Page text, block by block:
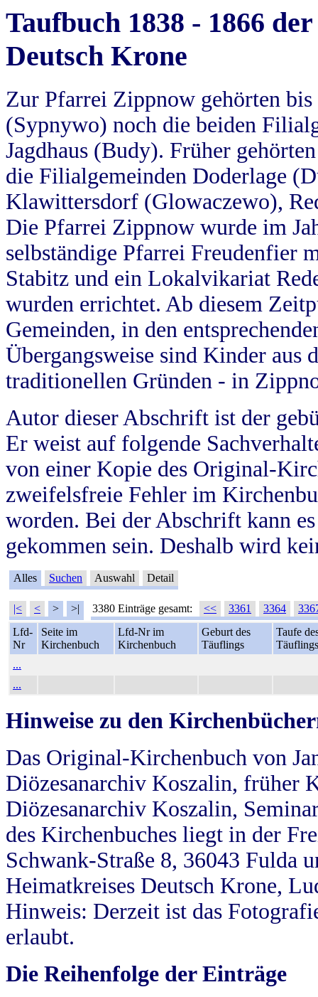
Taufbuch 1838 - 1866
Deutsch Krone
Zur Pfarrei Zippnow gehörten
(Sypnywo) noch die beiden
Jagdhaus (Budy). Früher
die Filialgemeinden Doderlage
Klawittersdorf (Glowaczewo),
Die Pfarrei Zippnow wurde im
selbständige Pfarrei Freudenfier
Stabitz und ein Lokalvikariat
wurden errichtet. Ab diesem
Gemeinden, in den
Übergangsweise sind Kinder aus
traditionellen Gründen - in
Autor dieser Abschrift ist der
Er weist auf folgende
von einer Kopie des Original-
zweifelsfreie Fehler im
worden. Bei der Abschrift kann
gekommen sein. Deshalb wird
Alles Suchen Auswahl Detail
|< < > >| 3380 Einträge gesamt: << 3361 3364
Lfd-
Nr
Seite im
Kirchenbuch
Lfd-Nr im
Kirchenbuch
Geburt des
Täuflings
Taufe
Täuflings
...
...
Hinweise zu den
Das Original-Kirchenbuch von
Diözesanarchiv Koszalin, früher
Diözesanarchiv Koszalin,
des Kirchenbuches liegt in der
Schwank-Straße 8, 36043 Fulda
Heimatkreises Deutsch Krone,
Hinweis: Derzeit ist das
erlaubt.
Die Reihenfolge der Einträge